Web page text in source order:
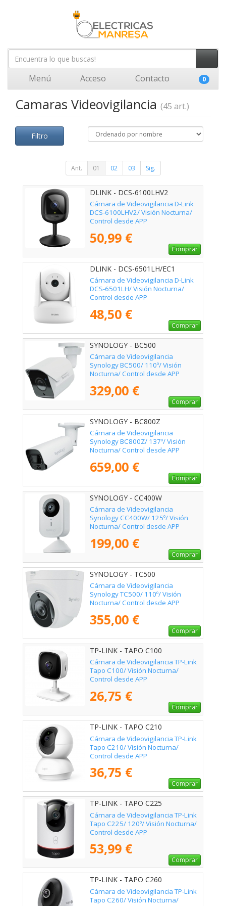
Menú Acceso Contacto 0
Camaras Videovigilancia (45 art.)
Filtro
Ant. 01 02 03 Sig.
DLINK - DCS-6100LHV2
Cámara de Videovigilancia D-Link
DCS-6100LHV2/ Visión Nocturna/
Control desde APP
50,99 €
Comprar
DLINK - DCS-6501LH/EC1
Cámara de Videovigilancia D-Link
DCS-6501LH/ Visión Nocturna/
Control desde APP
48,50 €
Comprar
SYNOLOGY - BC500
Cámara de Videovigilancia
Synology BC500/ 110º/ Visión
Nocturna/ Control desde APP
329,00 €
Comprar
SYNOLOGY - BC800Z
Cámara de Videovigilancia
Synology BC800Z/ 137º/ Visión
Nocturna/ Control desde APP
659,00 €
Comprar
SYNOLOGY - CC400W
Cámara de Videovigilancia
Synology CC400W/ 125º/ Visión
Nocturna/ Control desde APP
199,00 €
Comprar
SYNOLOGY - TC500
Cámara de Videovigilancia
Synology TC500/ 110º/ Visión
Nocturna/ Control desde APP
355,00 €
Comprar
TP-LINK - TAPO C100
Cámara de Videovigilancia TP-Link
Tapo C100/ Visión Nocturna/
Control desde APP
26,75 €
Comprar
TP-LINK - TAPO C210
Cámara de Videovigilancia TP-Link
Tapo C210/ Visión Nocturna/
Control desde APP
36,75 €
Comprar
TP-LINK - TAPO C225
Cámara de Videovigilancia TP-Link
Tapo C225/ 120º/ Visión Nocturna/
Control desde APP
53,99 €
Comprar
TP-LINK - TAPO C260
Cámara de Videovigilancia TP-Link
Tapo C260/ Visión Nocturna/